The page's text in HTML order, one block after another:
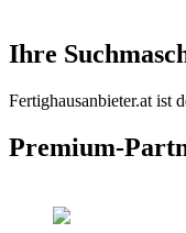
Ihre
Fertighausanbieter.at ist
Premium-